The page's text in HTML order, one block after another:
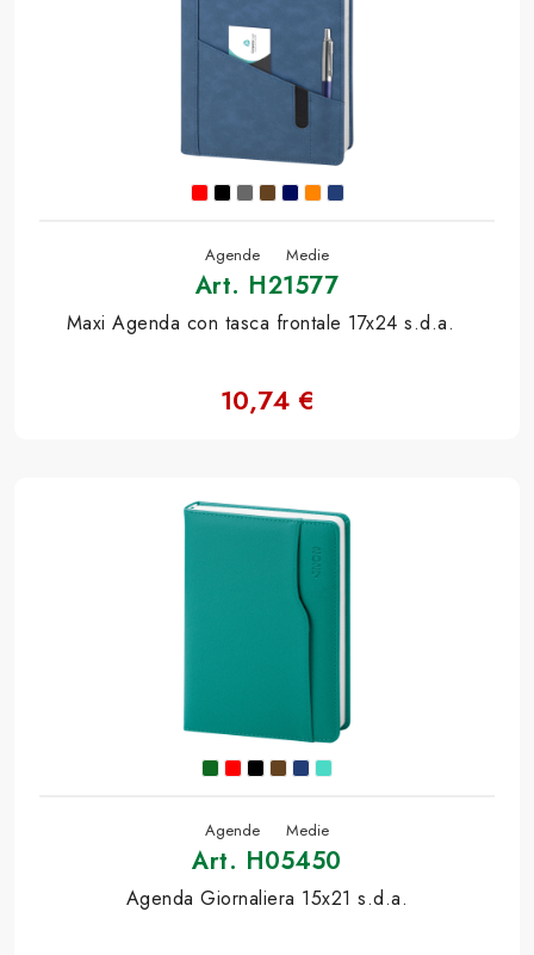
Agende Medie
Art. H21577
Maxi Agenda con tasca frontale 17x24 s.d.a.
10,74 €
Agende Medie
Art. H05450
Agenda Giornaliera 15x21 s.d.a.